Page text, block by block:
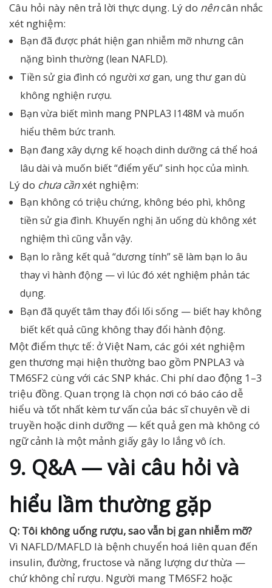
Câu hỏi này nên trả lời thực dụng. Lý do nêncân nhắc
xét nghiệm:
Bạn đã được phát hiện gan nhiễm mỡ nhưng cân
nặng bình thường (lean NAFLD).
Tiền sử gia đình có người xơ gan, ung thư gan dù
không nghiện rượu.
Bạn vừa biết mình mang PNPLA3 I148M và muốn
hiểu thêm bức tranh.
Bạn đang xây dựng kế hoạch dinh dưỡng cá thể hoá
lâu dài và muốn biết “điểm yếu” sinh học của mình.
Lý do chưa cầnxét nghiệm:
Bạn không có triệu chứng, không béo phì, không
tiền sử gia đình. Khuyến nghị ăn uống dù không xét
nghiệm thì cũng vẫn vậy.
Bạn lo rằng kết quả “dương tính” sẽ làm bạn lo âu
thay vì hành động — vì lúc đó xét nghiệm phản tác
dụng.
Bạn đã quyết tâm thay đổi lối sống — biết hay không
biết kết quả cũng không thay đổi hành động.
Một điểm thực tế: ở Việt Nam, các gói xét nghiệm
gen thương mại hiện thường bao gồm PNPLA3 và
TM6SF2 cùng với các SNP khác. Chi phí dao động 1–3
triệu đồng. Quan trọng là chọn nơi có báo cáo dễ
hiểu và tốt nhất kèm tư vấn của bác sĩ chuyên về di
truyền hoặc dinh dưỡng — kết quả gen mà không có
ngữ cảnh là một mảnh giấy gây lo lắng vô ích.
9. Q&A — vài câu hỏi và
hiểu lầm thường gặp
Q: Tôi không uống rượu, sao vẫn bị gan nhiễm mỡ?
Vì NAFLD/MAFLD là bệnh chuyển hoá liên quan đến
insulin, đường, fructose và năng lượng dư thừa —
chứ không chỉ rượu. Người mang TM6SF2 hoặc